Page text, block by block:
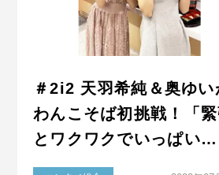
＃2i2 天羽希純＆奥ゆい
わんこそば初挑戦！「
とワクワクでいっぱい…